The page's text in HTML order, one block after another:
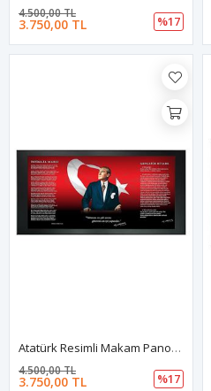
3.750,00 TL
4.500,00 TL
%17
Atatürk Resimli Makam Panosu
3.750,00 TL
4.500,00 TL
%17